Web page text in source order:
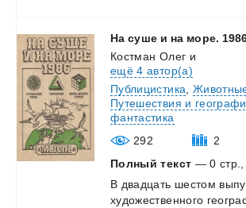
На суше и на море.
Костман Олег и
ещё 4 автор(а)
Публицистика
Путешествия и
фантастика
292
2
Полный текст — 0 стр.,
В двадцать шестом
художественного